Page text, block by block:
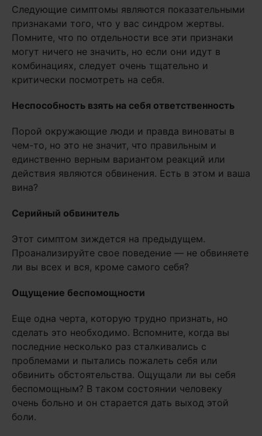
Следующие симптомы являются показательными
признаками того, что у вас синдром жертвы.
Помните, что по отдельности все эти признаки
могут ничего не значить, но если они идут в
комбинациях, следует очень тщательно и
критически посмотреть на себя.
Неспособность взять на себя ответственность
Порой окружающие люди и правда виноваты в
чем-то, но это не значит, что правильным и
единственно верным вариантом реакций или
действия являются обвинения. Есть в этом и ваша
вина?
Серийный обвинитель
Этот симптом зиждется на предыдущем.
Проанализируйте свое поведение — не обвиняете
ли вы всех и вся, кроме самого себя?
Ощущение беспомощности
Еще одна черта, которую трудно признать, но
сделать это необходимо. Вспомните, когда вы
последние несколько раз сталкивались с
проблемами и пытались пожалеть себя или
обвинить обстоятельства. Ощущали ли вы себя
беспомощным? В таком состоянии человеку
очень больно и он старается дать выход этой
боли.